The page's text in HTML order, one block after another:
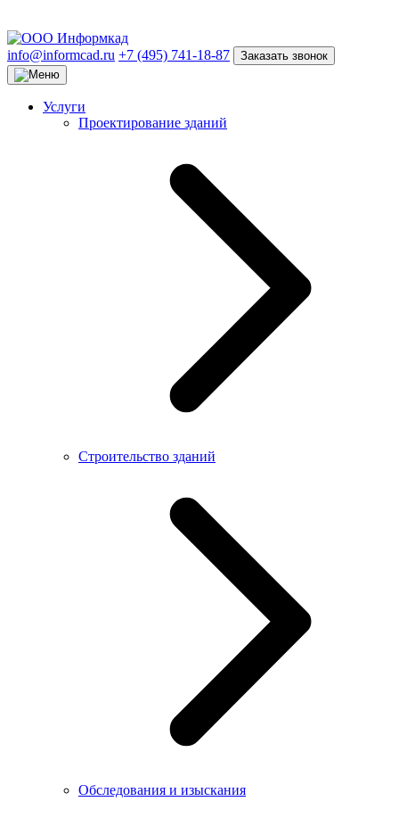
info@informcad.ru +7 (495) 741-18-87 Заказать звонок
Услуги
Проектирование зданий
Строительство зданий
Обследования и изыскания